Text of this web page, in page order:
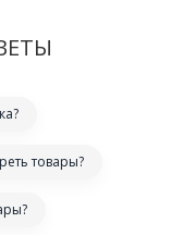
товары?